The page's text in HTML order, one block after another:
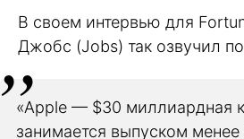
В своем интервью для
Джобс (Jobs) так озвучил
«Apple — $30 миллиардная
занимается выпуском